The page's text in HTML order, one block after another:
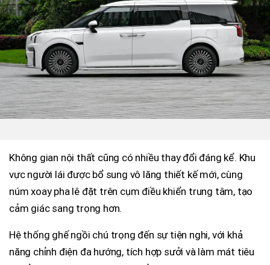
Không gian nội thất cũng có nhiều thay đổi đáng kể. Khu
vực người lái được bổ sung vô lăng thiết kế mới, cùng
núm xoay pha lê đặt trên cụm điều khiển trung tâm, tạo
cảm giác sang trọng hơn.
Hệ thống ghế ngồi chú trọng đến sự tiện nghi, với khả
năng chỉnh điện đa hướng, tích hợp sưởi và làm mát tiêu